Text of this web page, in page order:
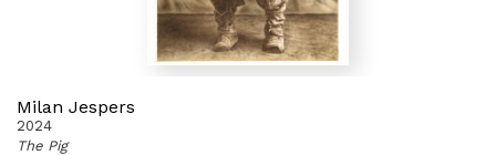
Milan Jespers
2024
The Pig